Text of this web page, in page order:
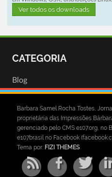
Ver todos os downloads
CATEGORIA
Blog
Barbara Samel Rocha Tostes,
proprietária das Impressões
gerenciado pelo CMS e107.org, no
e107brasil no Facebook
Tema por: FIZI THEMES